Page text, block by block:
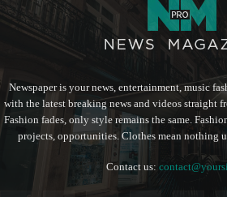
Newspaper is your news, entertainment, music
with the latest breaking news and videos straight
Fashion fades, only style remains the same.
projects, opportunities. Clothes mean nothing
Contact us: